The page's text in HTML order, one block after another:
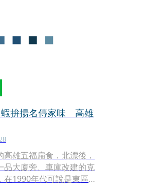
蝦拚揚名傳家味 高雄
雄五福扁食，北漂後，
品大廈旁、車庫改建的克
在1990年代可說是東區的